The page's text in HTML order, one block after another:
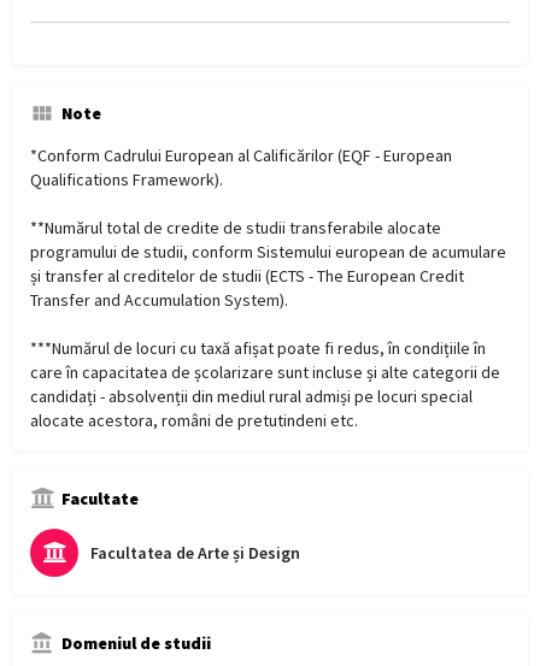
Note
*Conform Cadrului European al Calificărilor (EQF - European
Qualifications Framework).
**Numărul total de credite de studii transferabile alocate
programului de studii, conform Sistemului european de acumulare
și transfer al creditelor de studii (ECTS - The European Credit
Transfer and Accumulation System).
***Numărul de locuri cu taxă afișat poate fi redus, în condițiile în
care în capacitatea de școlarizare sunt incluse și alte categorii de
candidați - absolvenții din mediul rural admiși pe locuri special
alocate acestora, români de pretutindeni etc.
Facultate
Facultatea de Arte și Design
Domeniul de studii